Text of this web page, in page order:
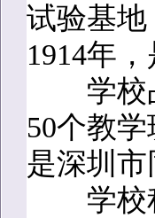
试验基
1914年
学校占
50个教
是深圳
学校积